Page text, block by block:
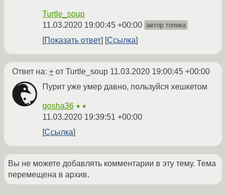
Turtle_soup
11.03.2020 19:00:45 +00:00 автор топика
Показать ответ Ссылка
Ответ на: + от Turtle_soup 11.03.2020 19:00:45 +00:00
Пурит уже умер давно, пользуйся хешкетом
gosha36 ★★
11.03.2020 19:39:51 +00:00
Ссылка
Вы не можете добавлять комментарии в эту тему. Тема
перемещена в архив.